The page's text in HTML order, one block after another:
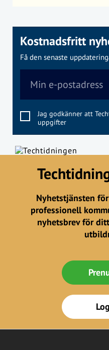
Kostnadsfritt
Få den senaste
Jag godkänner att
uppgifter
Nyhetstjänsten
professionell
nyhetsbrev för